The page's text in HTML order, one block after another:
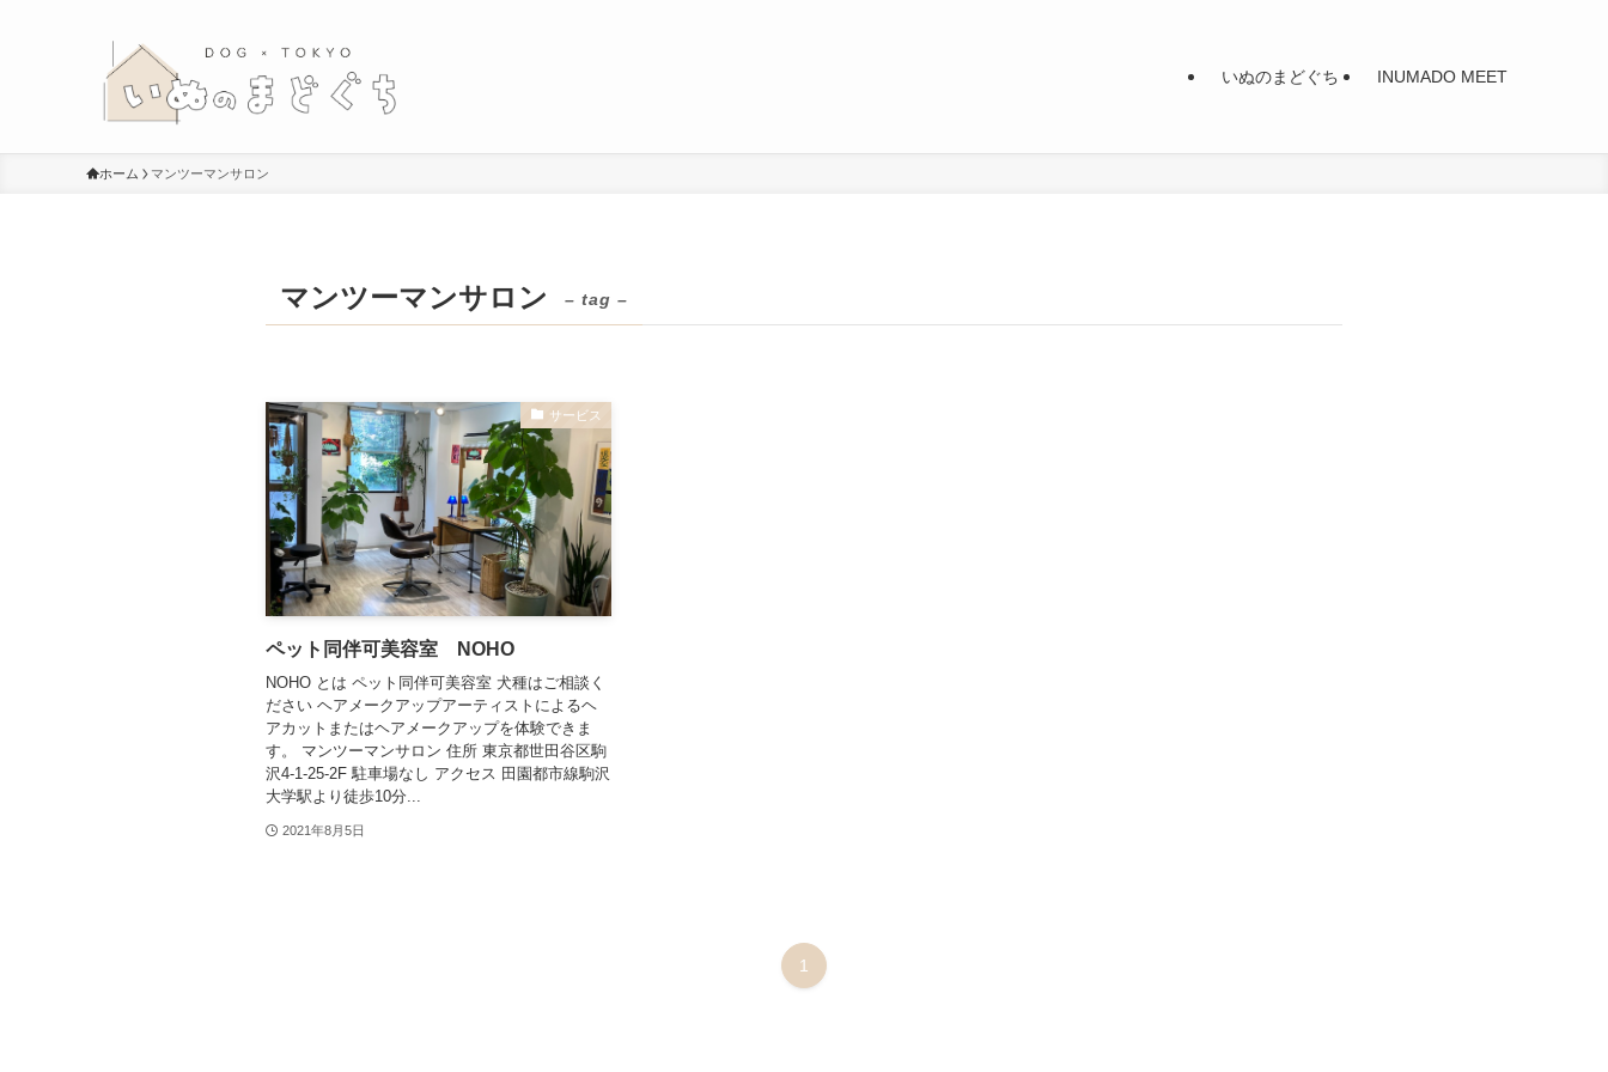
いぬのまどぐち INUMADO MEET
ホーム マンツーマンサロン
マンツーマンサロン – tag –
サービス
ペット同伴可美容室 NOHO
NOHO とは ペット同伴可美容室 犬種はご相談く
ださい ヘアメークアップアーティストによるヘ
アカットまたはヘアメークアップを体験できま
す。 マンツーマンサロン 住所 東京都世田谷区駒
沢4-1-25-2F 駐車場なし アクセス 田園都市線駒沢
大学駅より徒歩10分...
2021年8月5日
1